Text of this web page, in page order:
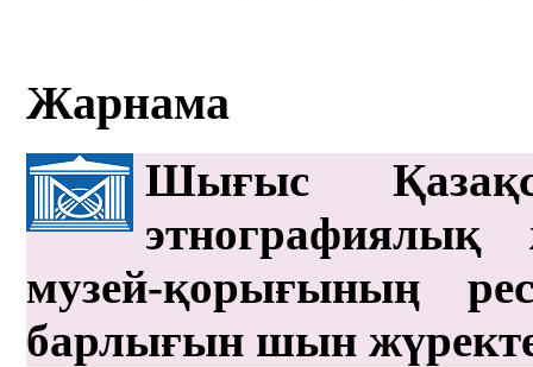
Жарнама
Шығыс
этнографиялық
музей-қорығының
барлығын шын